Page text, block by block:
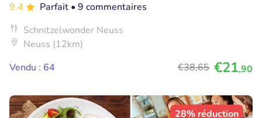
9.4
Parfait • 9 commentaires
Schnitzelwonder Neuss
Neuss (12km)
Vendu : 64
€38,65 €21,90
28% réduction